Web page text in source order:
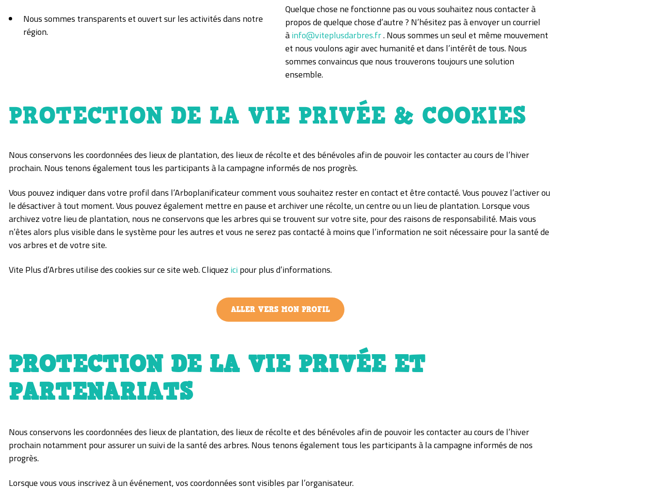
Nous sommes transparents et ouvert sur les activités dans notre
région.
Quelque chose ne fonctionne pas ou vous souhaitez nous contacter à
propos de quelque chose d’autre ? N’hésitez pas à envoyer un courriel
àinfo@viteplusdarbres.fr. Nous sommes un seul et même mouvement
et nous voulons agir avec humanité et dans l’intérêt de tous. Nous
sommes convaincus que nous trouverons toujours une solution
ensemble.
PROTECTION DE LA VIE PRIVÉE & COOKIES
Nous conservons les coordonnées des lieux de plantation, des lieux de récolte et des bénévoles afin de pouvoir les contacter au cours de l’hiver
prochain. Nous tenons également tous les participants à la campagne informés de nos progrès.
Vous pouvez indiquer dans votre profil dans l’Arboplanificateur comment vous souhaitez rester en contact et être contacté. Vous pouvez l’activer ou
le désactiver à tout moment. Vous pouvez également mettre en pause et archiver une récolte, un centre ou un lieu de plantation. Lorsque vous
archivez votre lieu de plantation, nous ne conservons que les arbres qui se trouvent sur votre site, pour des raisons de responsabilité. Mais vous
n’êtes alors plus visible dans le système pour les autres et vous ne serez pas contacté à moins que l’information ne soit nécessaire pour la santé de
vos arbres et de votre site.
Vite Plus d’Arbres utilise des cookies sur ce site web. Cliquez icipour plus d’informations.
ALLER VERS MON PROFIL
PROTECTION DE LA VIE PRIVÉE ET
PARTENARIATS
Nous conservons les coordonnées des lieux de plantation, des lieux de récolte et des bénévoles afin de pouvoir les contacter au cours de l’hiver
prochain notamment pour assurer un suivi de la santé des arbres. Nous tenons également tous les participants à la campagne informés de nos
progrès.
Lorsque vous vous inscrivez à un événement, vos coordonnées sont visibles par l’organisateur.